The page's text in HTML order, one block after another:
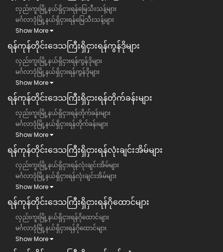
လှည်းကူးမြို့နယ်ရှိငှားရန်မြေသီးသန့်များ
မင်္ဂလာဒုံမြို့နယ်ရှိငှားရန်မြေသီးသန့်များ
Show More
ရန်ကုန်တိုင်းဒေသကြီး​​ရှိငှားရန်ကွန်ဒိုများ
လှည်းကူးမြို့နယ်ရှိငှားရန်ကွန်ဒိုများ
မင်္ဂလာဒုံမြို့နယ်ရှိငှားရန်ကွန်ဒိုများ
Show More
ရန်ကုန်တိုင်းဒေသကြီး​​ရှိငှားရန်တိုက်ခန်းများ
လှည်းကူးမြို့နယ်ရှိငှားရန်တိုက်ခန်းများ
မင်္ဂလာဒုံမြို့နယ်ရှိငှားရန်တိုက်ခန်းများ
Show More
ရန်ကုန်တိုင်းဒေသကြီး​​ရှိငှားရန်လုံးချင်းအိမ်များ
လှည်းကူးမြို့နယ်ရှိငှားရန်လုံးချင်းအိမ်များ
မင်္ဂလာဒုံမြို့နယ်ရှိငှားရန်လုံးချင်းအိမ်များ
Show More
ရန်ကုန်တိုင်းဒေသကြီး​​ရှိငှားရန်ဂိုထောင်များ
လှည်းကူးမြို့နယ်ရှိငှားရန်ဂိုထောင်များ
မင်္ဂလာဒုံမြို့နယ်ရှိငှားရန်ဂိုထောင်များ
Show More